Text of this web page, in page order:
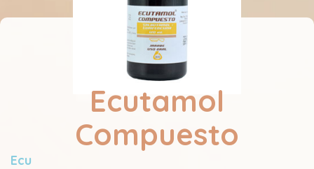
Ecutamol
Compuesto
Ecu